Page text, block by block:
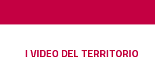
I VIDEO DEL TERRITORIO